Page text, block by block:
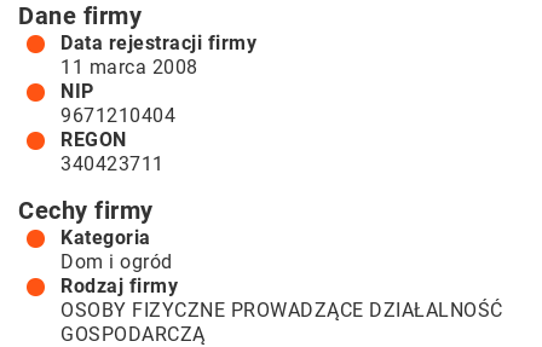
Dane firmy
Data rejestracji firmy
11 marca 2008
NIP
9671210404
REGON
340423711
Cechy firmy
Kategoria
Dom i ogród
Rodzaj firmy
OSOBY FIZYCZNE PROWADZĄCE DZIAŁALNOŚĆ
GOSPODARCZĄ